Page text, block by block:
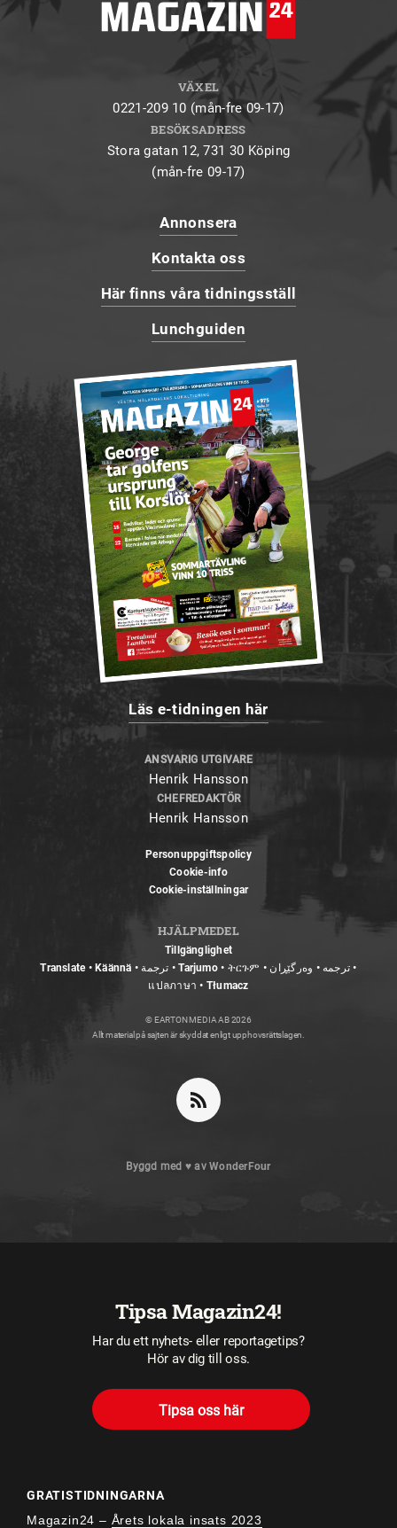
VÄXEL
0221-209 10 (mån-fre 09-17)
BESÖKSADRESS
Stora gatan 12, 731 30 Köping
(mån-fre 09-17)
Annonsera
Kontakta oss
Här finns våra tidningsställ
Lunchguiden
Läs e-tidningen här
ANSVARIG UTGIVARE
Henrik Hansson
CHEFREDAKTÖR
Henrik Hansson
Personuppgiftspolicy
Cookie-info
Cookie-inställningar
HJÄLPMEDEL
Tillgänglighet
Translate • Käännä • ترجمة • Tarjumo • ትርጉም • ترجمه • وەرگێڕان •
แปลภาษา • Tłumacz
© EARTON MEDIA AB 2026
Allt material på sajten är skyddat enligt upphovsrättslagen.
Byggd med ♥ avWonderFour
Tipsa Magazin24!
Har du ett nyhets- eller reportagetips?
Hör av dig till oss.
Tipsa oss här
GRATISTIDNINGARNA
Magazin24 – Årets lokala insats 2023